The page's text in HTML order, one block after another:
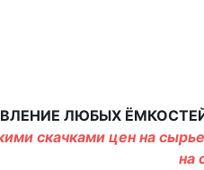
ЛЮБЫХ
скачками цен на
на